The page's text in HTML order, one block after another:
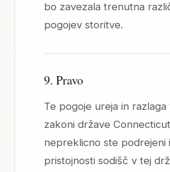
bo zavezala trenutna
pogojev storitve.
9. Pravo
Te pogoje ureja in razlaga
zakoni države
nepreklicno ste podrejeni
pristojnosti sodišč v tej